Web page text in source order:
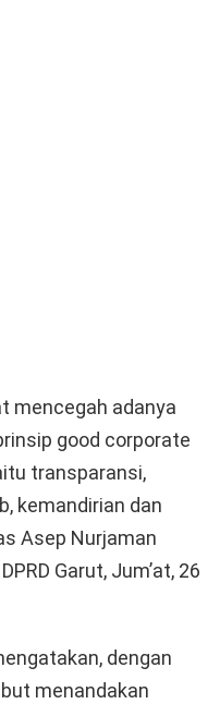
mencegah adanya
good corporate
transparansi,
kemandirian dan
Asep Nurjaman
Garut, Jum’at, 26
dengan
menandakan